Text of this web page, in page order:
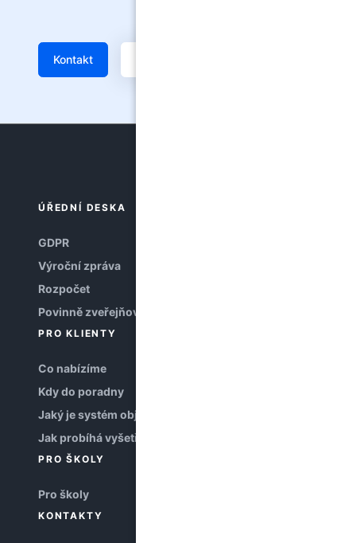
Kontakt
ÚŘEDNÍ DESKA
GDPR
Výroční zpráva
Rozpočet
Povinně zveřejňované informace
PRO KLIENTY
Co nabízíme
Kdy do poradny
Jaký je systém objednávání
Jak probíhá vyšetření
PRO ŠKOLY
Pro školy
KONTAKTY